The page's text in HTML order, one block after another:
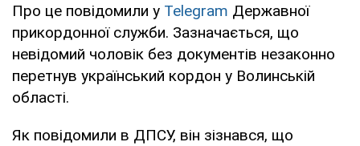
Про це повідомили у Telegrаm Державної
прикордонної служби. Зазначається, що
невідомий чоловік без документів незаконно
перетнув український кордон у Волинській
області.
Як повідомили в ДПСУ, він зізнався, що